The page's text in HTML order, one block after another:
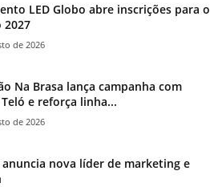
LED Globo abre inscrições para o
2027
de 2026
Na Brasa lança campanha com
e reforça linha...
de 2026
nova líder de marketing e